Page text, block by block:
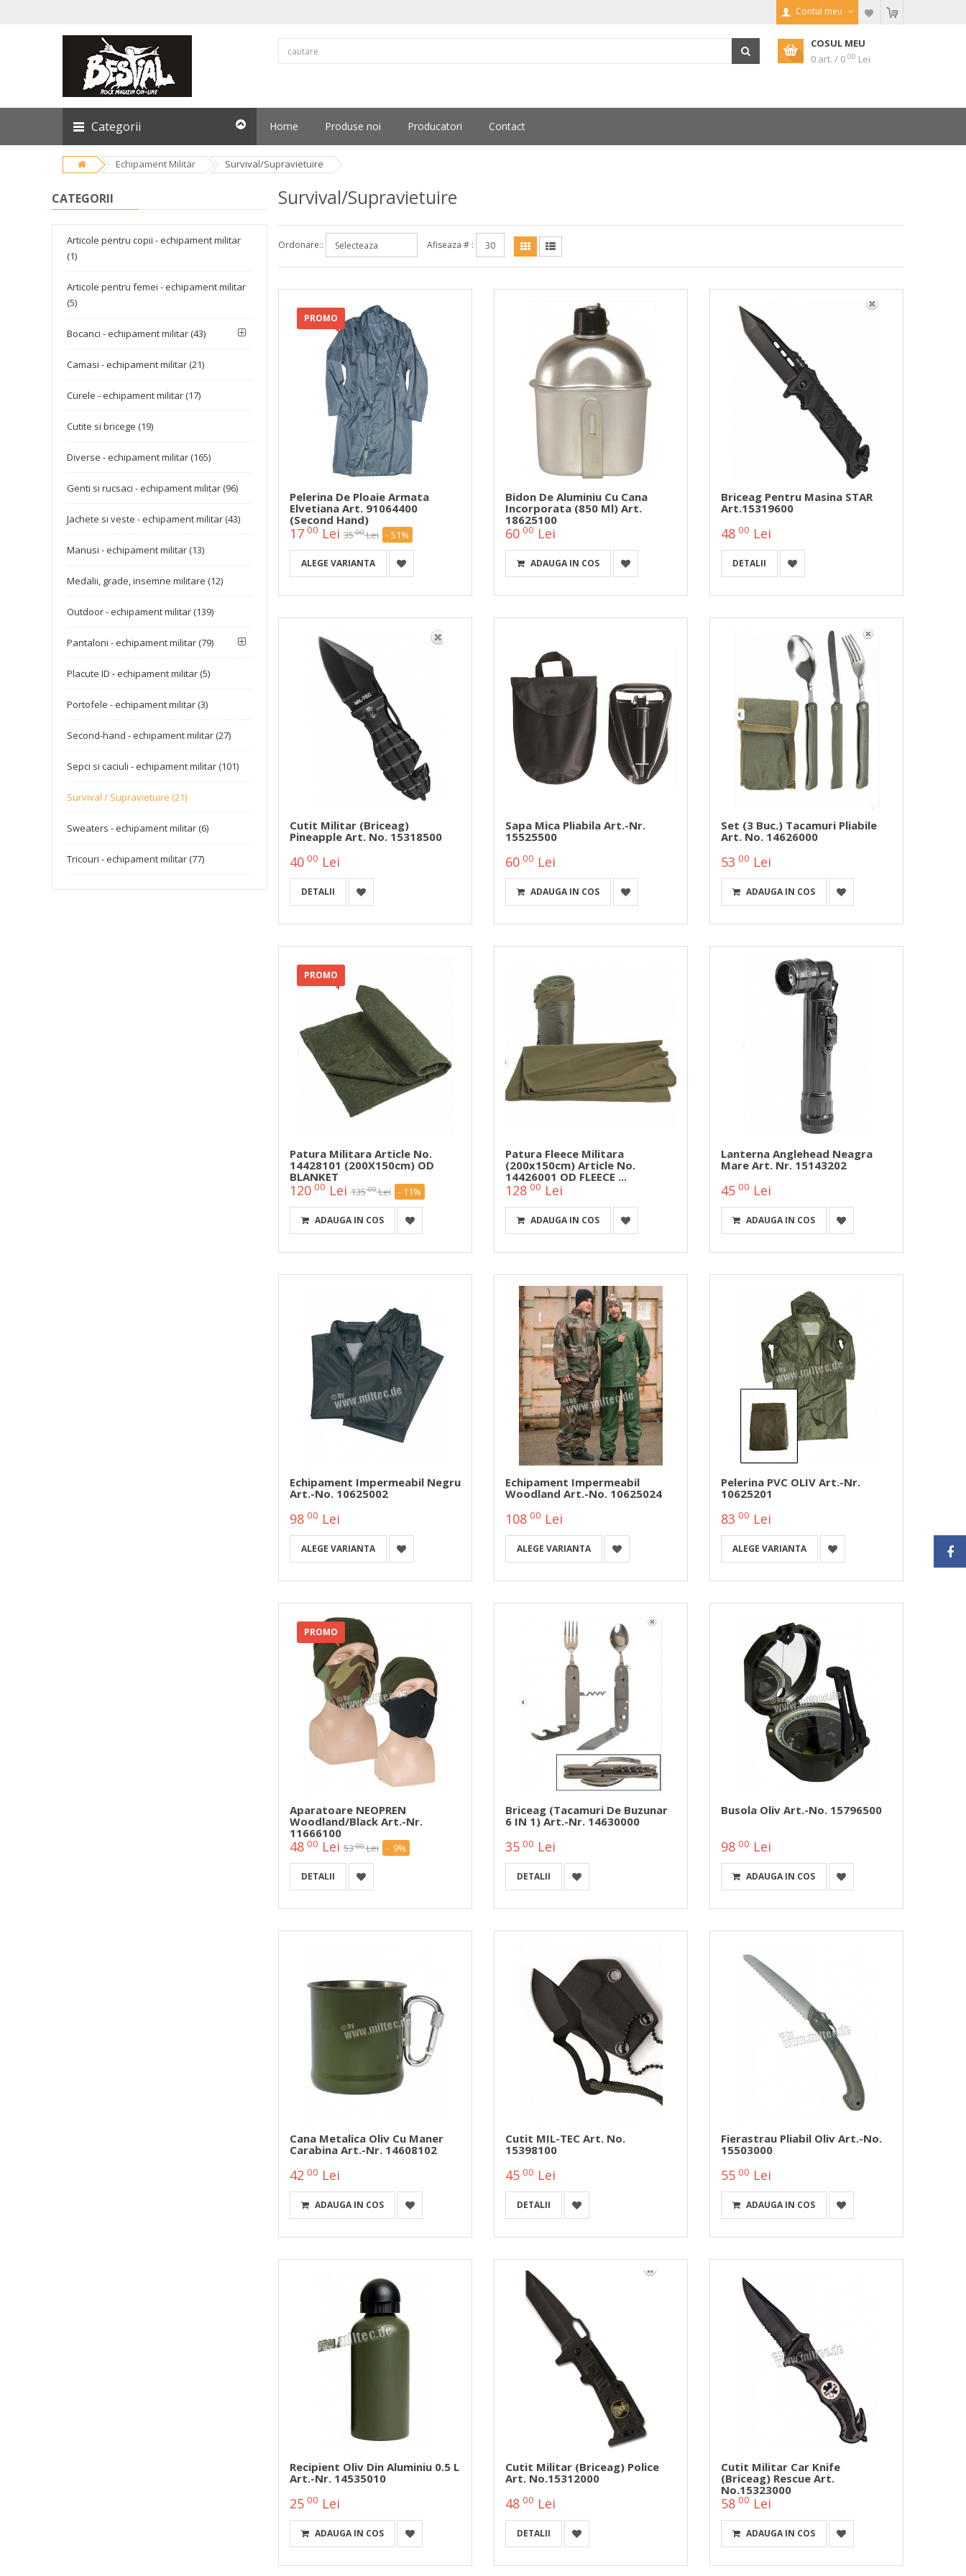
Contul meu
COSUL MEU
0 art. / 0 00 Lei
Categorii Home Produse noi Producatori Contact
Echipament Militar Survival/Supravietuire
CATEGORII
Articole pentru copii - echipament militar
(1)
Articole pentru femei - echipament militar
(5)
Bocanci - echipament militar (43)
Camasi - echipament militar (21)
Curele - echipament militar (17)
Cutite si bricege (19)
Diverse - echipament militar (165)
Genti si rucsaci - echipament militar (96)
Jachete si veste - echipament militar (43)
Manusi - echipament militar (13)
Medalii, grade, insemne militare (12)
Outdoor - echipament militar (139)
Pantaloni - echipament militar (79)
Placute ID - echipament militar (5)
Portofele - echipament militar (3)
Second-hand - echipament militar (27)
Sepci si caciuli - echipament militar (101)
Survival / Supravietuire (21)
Sweaters - echipament militar (6)
Tricouri - echipament militar (77)
Survival/Supravietuire
Ordonare:: Afiseaza # :
PROMO
Pelerina De Ploaie Armata
Elvetiana Art. 91064400
(second Hand)
17 00 Lei 3500 Lei - 51%
ALEGE VARIANTA
Bidon De Aluminiu Cu Cana
Incorporata (850 Ml) Art.
18625100
6000 Lei
ADAUGA IN COS
Briceag Pentru Masina STAR
Art.15319600
48 00 Lei
DETALII
Cutit Militar (briceag)
Pineapple Art. No. 15318500
40 00 Lei
DETALII
Sapa Mica Pliabila Art.-Nr.
15525500
6000 Lei
ADAUGA IN COS
Set (3 Buc.) Tacamuri Pliabile
Art. No. 14626000
53 00 Lei
ADAUGA IN COS
PROMO
Patura Militara Article No.
14428101 (200X150cm) OD
BLANKET
120 00 Lei 13500 Lei - 11%
ADAUGA IN COS
Patura Fleece Militara
(200x150cm) Article No.
14426001 OD FLEECE ...
128 00 Lei
ADAUGA IN COS
Lanterna Anglehead Neagra
Mare Art. Nr. 15143202
45 00 Lei
ADAUGA IN COS
Echipament Impermeabil Negru
Art.-No. 10625002
98 00 Lei
ALEGE VARIANTA
Echipament Impermeabil
Woodland Art.-No. 10625024
108 00 Lei
ALEGE VARIANTA
Pelerina PVC OLIV Art.-Nr.
10625201
83 00 Lei
ALEGE VARIANTA
PROMO
Aparatoare NEOPREN
Woodland/Black Art.-Nr.
11666100
48 00 Lei 5300 Lei - 9%
DETALII
Briceag (tacamuri De Buzunar
6 IN 1) Art.-Nr. 14630000
35 00 Lei
DETALII
Busola Oliv Art.-No. 15796500
98 00 Lei
ADAUGA IN COS
Cana Metalica Oliv Cu Maner
Carabina Art.-Nr. 14608102
42 00 Lei
ADAUGA IN COS
Cutit MIL-TEC Art. No.
15398100
45 00 Lei
DETALII
Fierastrau Pliabil Oliv Art.-No.
15503000
55 00 Lei
ADAUGA IN COS
Recipient Oliv Din Aluminiu 0.5 L
Art.-Nr. 14535010
25 00 Lei
ADAUGA IN COS
Cutit Militar (briceag) Police
Art. No.15312000
48 00 Lei
DETALII
Cutit Militar Car Knife
(briceag) Rescue Art.
No.15323000
58 00 Lei
ADAUGA IN COS